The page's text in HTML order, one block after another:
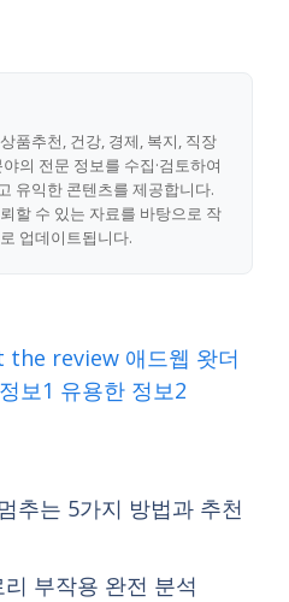
품추천, 건강, 경제, 복지, 직장
의 전문 정보를 수집·검토하여
유익한 콘텐츠를 제공합니다.
할 수 있는 자료를 바탕으로 작
업데이트됩니다.
the review 애드웹 왓더
보1 유용한 정보2
추는 5가지 방법과 추천
부작용 완전 분석